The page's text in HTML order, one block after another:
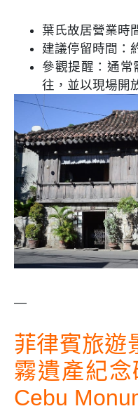
葉氏故居營業時
建議停留時間：
參觀提醒：通常
往，並以現場開
—
菲律賓旅遊
霧遺產紀
Cebu